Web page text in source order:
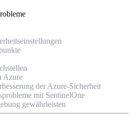
Azure
der Azure-Sicherheit
mit SentinelOne
gewährleisten